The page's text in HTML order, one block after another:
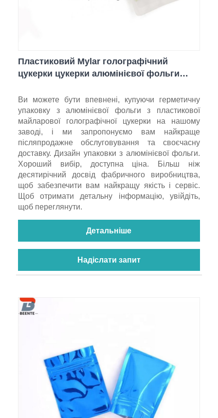
Пластиковий Mylar голографічний
цукерки цукерки алюмінієвої фольги
Ви можете бути впевнені, купуючи герметичну
упаковку з алюмінієвої фольги з пластикової
майларової голографічної цукерки на нашому
заводі, і ми запропонуємо вам найкраще
післяпродажне обслуговування та своєчасну
доставку. Дизайн упаковки з алюмінієвої фольги.
Хороший вибір, доступна ціна. Більш ніж
десятирічний досвід фабричного виробництва,
щоб забезпечити вам найкращу якість і сервіс.
Щоб отримати детальну інформацію, увійдіть,
щоб переглянути.
Детальніше
Надіслати запит